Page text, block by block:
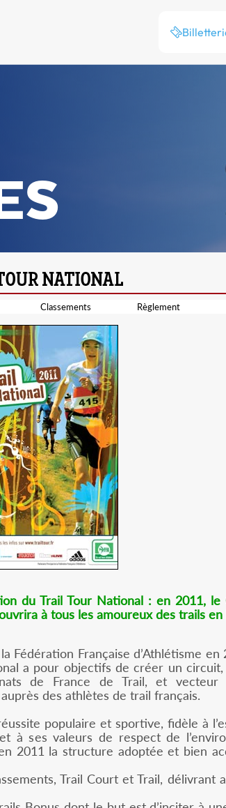
Classements Règlement
du Trail Tour National : en 2011,
à tous les amoureux des trails en
Fédération Française d’Athlétisme en
a pour objectifs de créer un circuit,
de France de Trail, et vecteur
des athlètes de trail français.
populaire et sportive, fidèle à
à ses valeurs de respect de
2011 la structure adoptée et bien
Trail Court et Trail, délivrant